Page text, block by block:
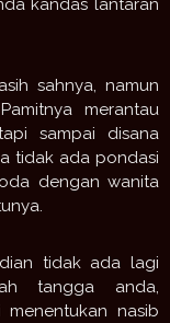
kandas lantaran
sahnya, namun
merantau
sampai disana
tidak ada pondasi
dengan wanita
tidak ada lagi
tangga anda,
nasib